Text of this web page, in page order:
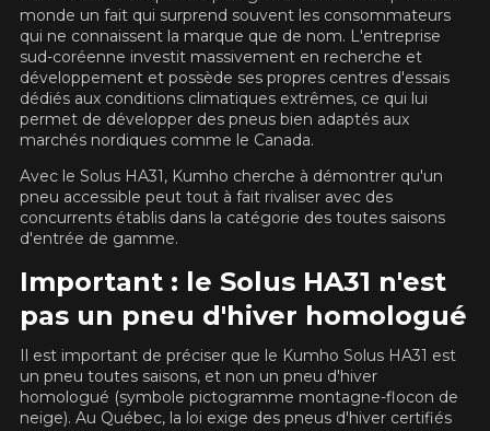
CODE PROMO RABAIS10
POUR UN TEMPS LIMITÉ SUR
PRODUITS SÉLECTIONNÉS.
MINIMUM DE 500$ AVANT TAXES.
PLUS D'INFO
CODE PROMORABAIS10
PRODUITS SÉLECTIONNÉS.
MINIMUM DE 500$ AVANT TAXES.
PLUS D'INFO
CODE PROMORABAIS10
POUR UN TEMPS LIMITÉ SUR
PRODUITS SÉLECTIONNÉS.
MINIMUM DE 500$ AVANT TAXES.
monde un fait qui surprend souvent les consommateurs
qui ne connaissent la marque que de nom. L'entreprise
sud-coréenne investit massivement en recherche et
développement et possède ses propres centres d'essais
dédiés aux conditions climatiques extrêmes, ce qui lui
permet de développer des pneus bien adaptés aux
marchés nordiques comme le Canada.
Avec le Solus HA31, Kumho cherche à démontrer qu'un
pneu accessible peut tout à fait rivaliser avec des
concurrents établis dans la catégorie des toutes saisons
d'entrée de gamme.
Important : le Solus HA31 n'est
pas un pneu d'hiver homologué
Il est important de préciser que le Kumho Solus HA31 est
un pneu toutes saisons, et non un pneu d'hiver
homologué (symbole pictogramme montagne-flocon de
neige). Au Québec, la loi exige des pneus d'hiver certifiés
avant de commander.